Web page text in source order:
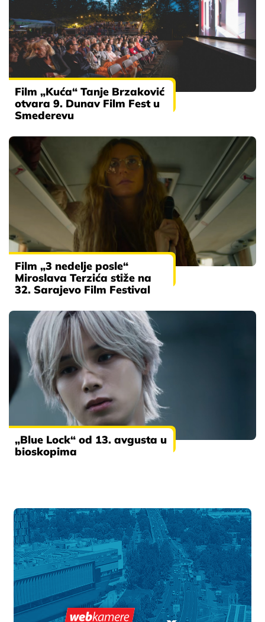
Film „Kuća“ Tanje Brzaković
otvara 9. Dunav Film Fest u
Smederevu
Film „3 nedelje posle“
Miroslava Terzića stiže na
32. Sarajevo Film Festival
„Blue Lock“ od 13. avgusta u
bioskopima